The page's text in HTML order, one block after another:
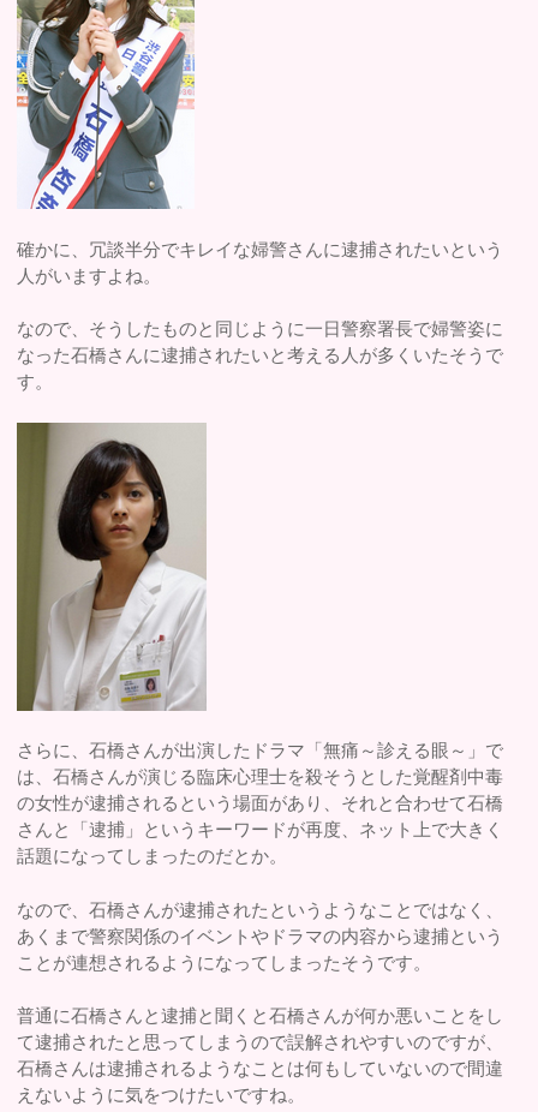
確かに、冗談半分でキレイな婦警さんに逮捕されたいという
人がいますよね。
なので、そうしたものと同じように一日警察署長で婦警姿に
なった石橋さんに逮捕されたいと考える人が多くいたそうで
す。
さらに、石橋さんが出演したドラマ「無痛～診える眼～」で
は、石橋さんが演じる臨床心理士を殺そうとした覚醒剤中毒
の女性が逮捕されるという場面があり、それと合わせて石橋
さんと「逮捕」というキーワードが再度、ネット上で大きく
話題になってしまったのだとか。
なので、石橋さんが逮捕されたというようなことではなく、
あくまで警察関係のイベントやドラマの内容から逮捕という
ことが連想されるようになってしまったそうです。
普通に石橋さんと逮捕と聞くと石橋さんが何か悪いことをし
て逮捕されたと思ってしまうので誤解されやすいのですが、
石橋さんは逮捕されるようなことは何もしていないので間違
えないように気をつけたいですね。